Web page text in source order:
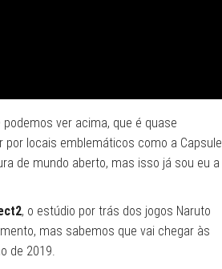
ver acima, que é quase
locais emblemáticos como a Capsule
de mundo aberto, mas isso já sou eu a
, o estúdio por trás dos jogos Naruto
mas sabemos que vai chegar às
de 2019.